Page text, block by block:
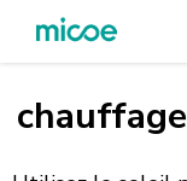
À PROPOS DE
PRODUITS